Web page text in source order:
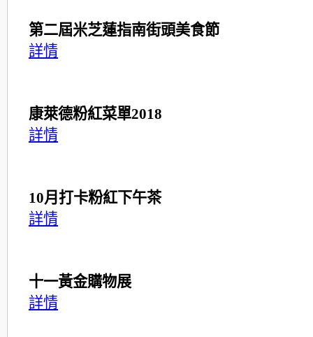
第二屆米芝蓮指南街頭美食節
詳情
康萊德粉紅菜單2018
詳情
10月打卡粉紅下午茶
詳情
十一黃金購物展
詳情